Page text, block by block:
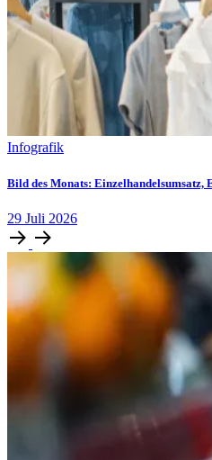
Infografik
Bild des Monats: Einzelhandelsumsatz,
29 Juli 2026